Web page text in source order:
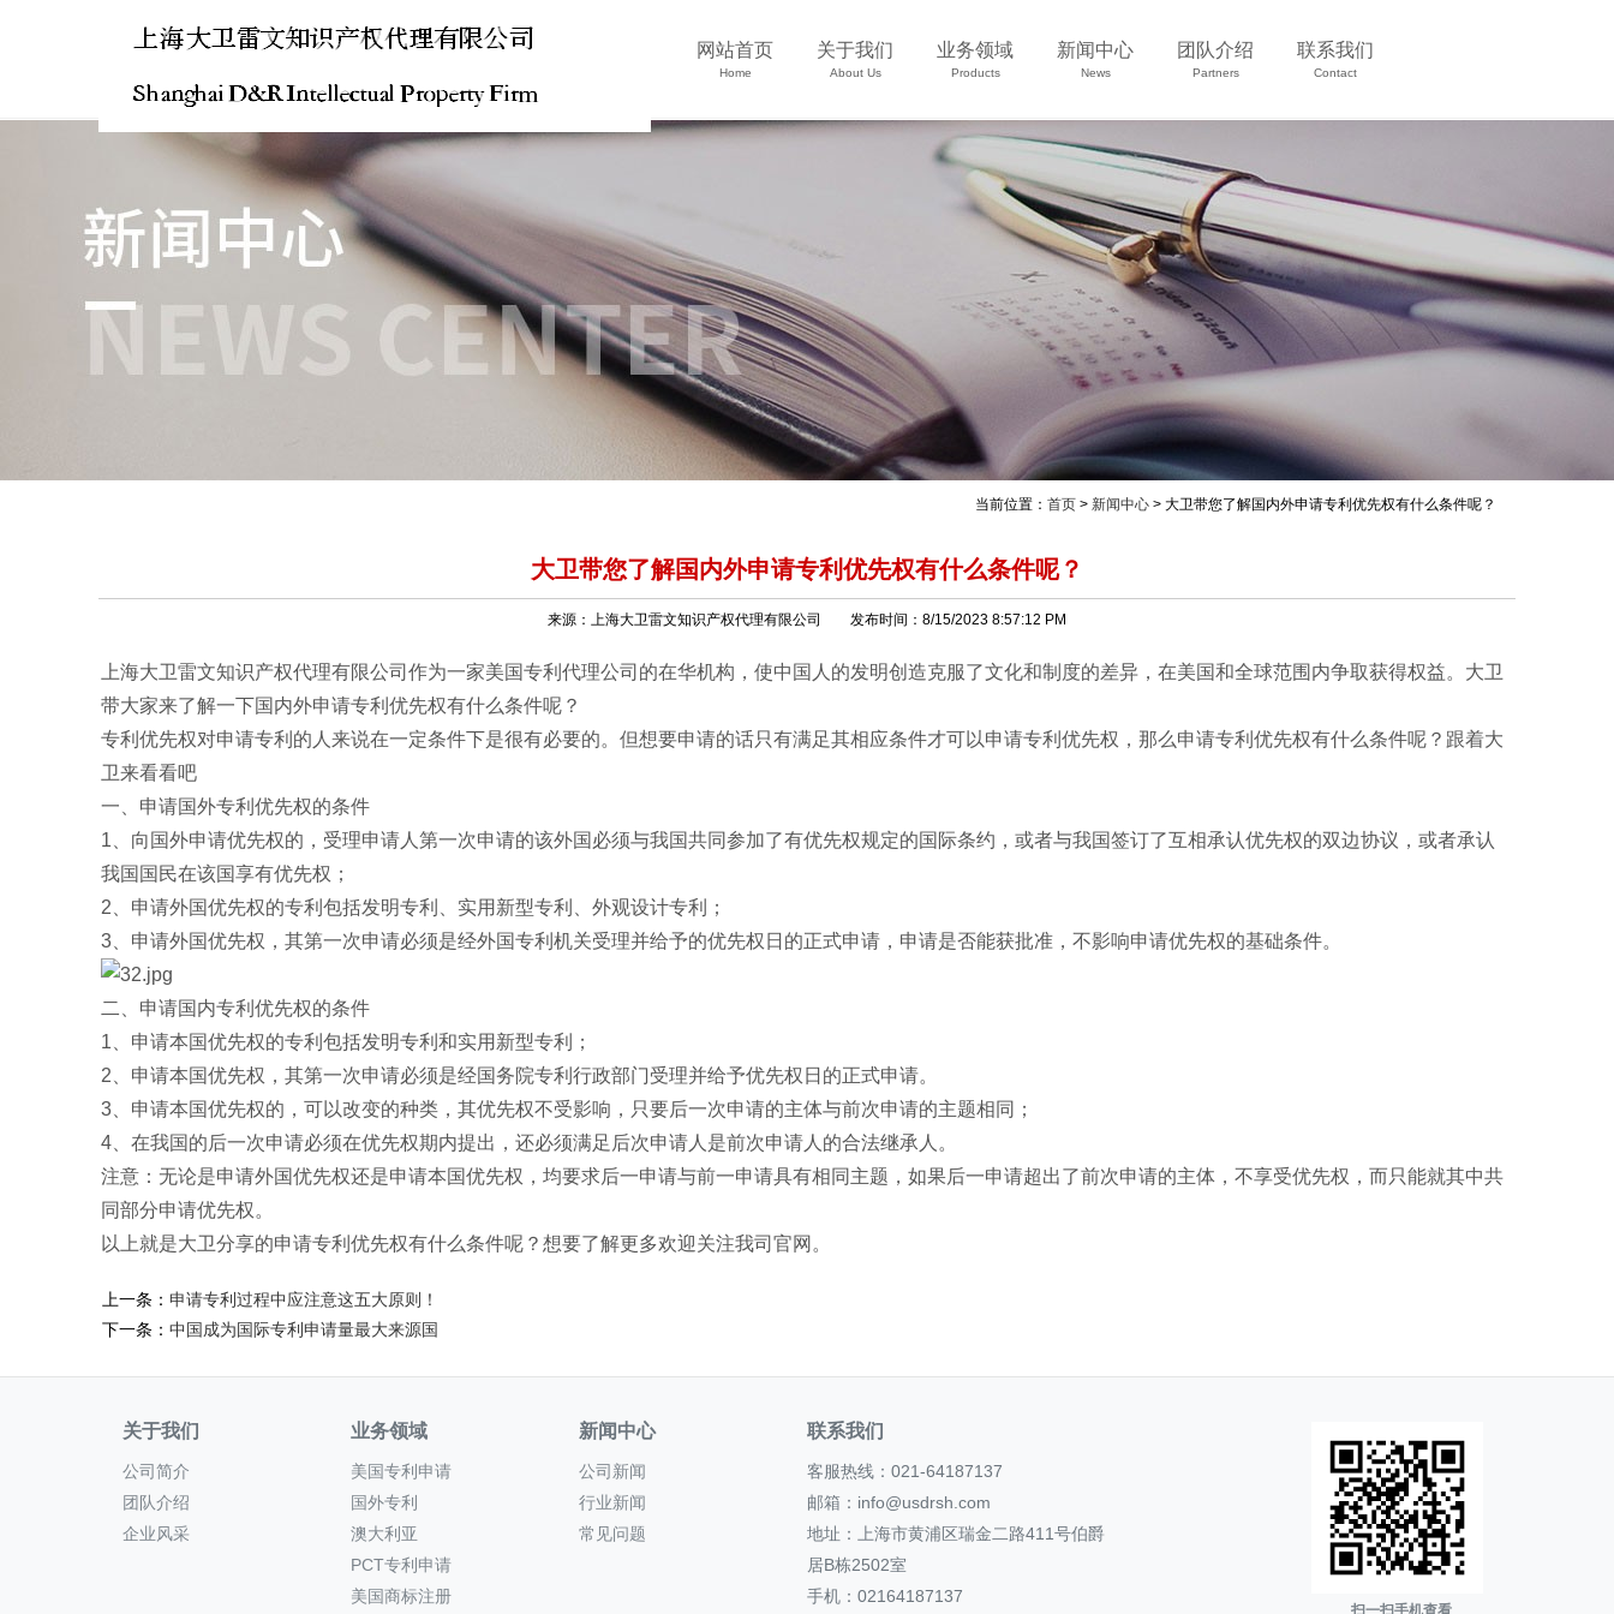
网站首页
Home
关于我们
About Us
业务领域
Products
新闻中心
News
团队介绍
Partners
联系我们
Contact
当前位置： 首页 > 新闻中心 > 大卫带您了解国内外申请专利优先权有什么条件呢？
大卫带您了解国内外申请专利优先权有什么条件呢？
来源：上海大卫雷文知识产权代理有限公司 发布时间：8/15/2023 8:57:12 PM
上海大卫雷文知识产权代理有限公司作为一家美国专利代理公司的在华机构，使中国人的发明创造克服了文化和制度的差异，在美国和全球范围内争取获得权益。大卫
带大家来了解一下国内外申请专利优先权有什么条件呢？
专利优先权对申请专利的人来说在一定条件下是很有必要的。但想要申请的话只有满足其相应条件才可以申请专利优先权，那么申请专利优先权有什么条件呢？跟着大
卫来看看吧
一、申请国外专利优先权的条件
1、向国外申请优先权的，受理申请人第一次申请的该外国必须与我国共同参加了有优先权规定的国际条约，或者与我国签订了互相承认优先权的双边协议，或者承认
我国国民在该国享有优先权；
2、申请外国优先权的专利包括发明专利、实用新型专利、外观设计专利；
3、申请外国优先权，其第一次申请必须是经外国专利机关受理并给予的优先权日的正式申请，申请是否能获批准，不影响申请优先权的基础条件。
二、申请国内专利优先权的条件
1、申请本国优先权的专利包括发明专利和实用新型专利；
2、申请本国优先权，其第一次申请必须是经国务院专利行政部门受理并给予优先权日的正式申请。
3、申请本国优先权的，可以改变的种类，其优先权不受影响，只要后一次申请的主体与前次申请的主题相同；
4、在我国的后一次申请必须在优先权期内提出，还必须满足后次申请人是前次申请人的合法继承人。
注意：无论是申请外国优先权还是申请本国优先权，均要求后一申请与前一申请具有相同主题，如果后一申请超出了前次申请的主体，不享受优先权，而只能就其中共
同部分申请优先权。
以上就是大卫分享的申请专利优先权有什么条件呢？想要了解更多欢迎关注我司官网。
上一条： 申请专利过程中应注意这五大原则！
下一条： 中国成为国际专利申请量最大来源国
关于我们
公司简介
团队介绍
企业风采
业务领域
美国专利申请
国外专利
澳大利亚
PCT专利申请
美国商标注册
新闻中心
公司新闻
行业新闻
常见问题
联系我们
客服热线：021-64187137
邮箱：info@usdrsh.com
地址：上海市黄浦区瑞金二路411号伯爵
居B栋2502室
手机：02164187137
扫一扫手机查看